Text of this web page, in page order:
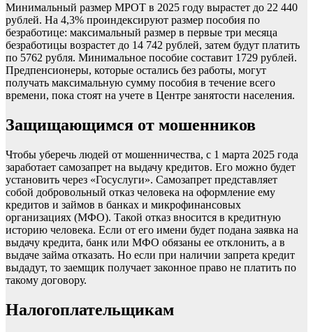
Минимальный размер МРОТ в 2025 году вырастет до 22 440
рублей. На 4,3% проиндексируют размер пособия по
безработице: максимальный размер в первые три месяца
безработицы возрастет до 14 742 рублей, затем будут платить
по 5762 рубля. Минимальное пособие составит 1729 рублей.
Предпенсионеры, которые остались без работы, могут
получать максимальную сумму пособия в течение всего
времени, пока стоят на учете в Центре занятости населения.
Защищающимся от мошенников
Чтобы уберечь людей от мошенничества, с 1 марта 2025 года
заработает самозапрет на выдачу кредитов. Его можно будет
установить через «Госуслуги». Самозапрет представляет
собой добровольный отказ человека на оформление ему
кредитов и займов в банках и микрофинансовых
организациях (МФО). Такой отказ вносится в кредитную
историю человека. Если от его имени будет подана заявка на
выдачу кредита, банк или МФО обязаны ее отклонить, а в
выдаче займа отказать. Но если при наличии запрета кредит
выдадут, то заемщик получает законное право не платить по
такому договору.
Налогоплательщикам